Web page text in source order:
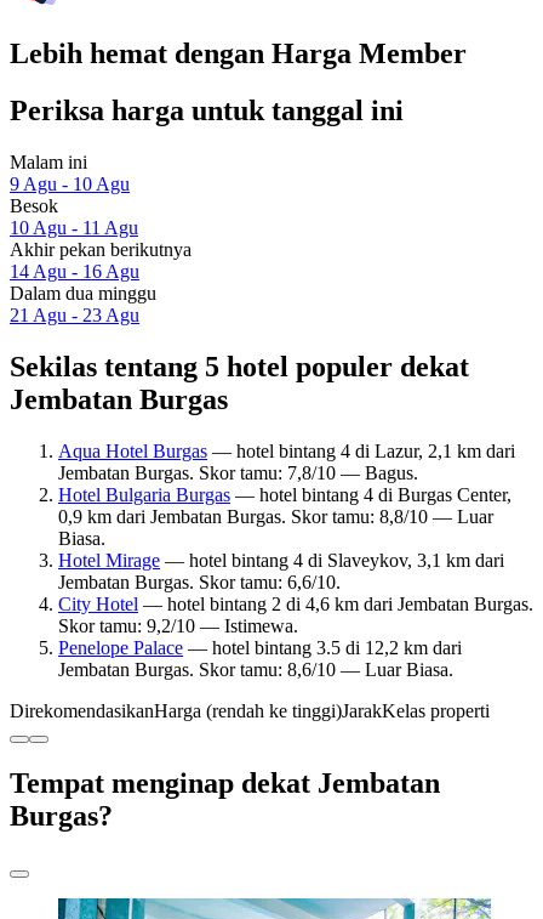
Lebih hemat dengan Harga Member
Periksa harga untuk tanggal ini
Malam ini
9 Agu - 10 Agu
Besok
10 Agu - 11 Agu
Akhir pekan berikutnya
14 Agu - 16 Agu
Dalam dua minggu
21 Agu - 23 Agu
Sekilas tentang 5 hotel populer dekat
Jembatan Burgas
Aqua Hotel Burgas — hotel bintang 4 di Lazur, 2,1 km dari
Jembatan Burgas. Skor tamu: 7,8/10 — Bagus.
Hotel Bulgaria Burgas — hotel bintang 4 di Burgas Center,
0,9 km dari Jembatan Burgas. Skor tamu: 8,8/10 — Luar
Biasa.
Hotel Mirage — hotel bintang 4 di Slaveykov, 3,1 km dari
Jembatan Burgas. Skor tamu: 6,6/10.
City Hotel — hotel bintang 2 di 4,6 km dari Jembatan Burgas.
Skor tamu: 9,2/10 — Istimewa.
Penelope Palace — hotel bintang 3.5 di 12,2 km dari
Jembatan Burgas. Skor tamu: 8,6/10 — Luar Biasa.
DirekomendasikanHarga (rendah ke tinggi)JarakKelas properti
Tempat menginap dekat Jembatan
Burgas?